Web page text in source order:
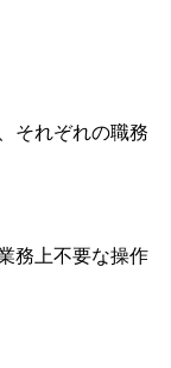
それぞれの職務
務上不要な操作